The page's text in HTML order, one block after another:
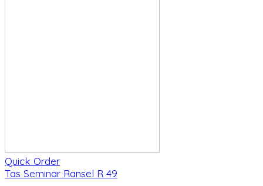
Quick Order
Tas Seminar Ransel R 49